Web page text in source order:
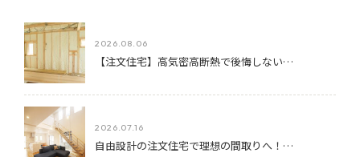
2026.08.06
【注文住宅】高気密高断熱で後悔しない…
2026.07.16
自由設計の注文住宅で理想の間取りへ！…